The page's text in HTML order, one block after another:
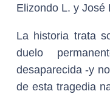
Elizondo L. y José
La historia trata
duelo
desaparecida -y
de esta tragedia